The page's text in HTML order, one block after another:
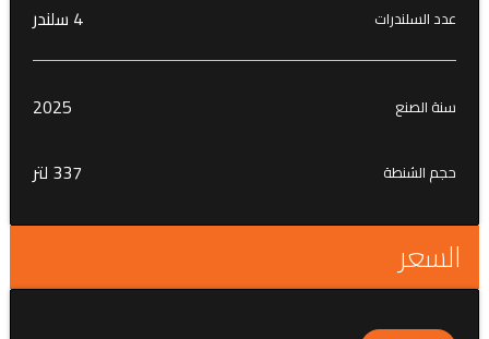
عدد السلندرات 4 سلندر
سنة الصنع 2025
حجم الشنطة 337 لتر
السعر